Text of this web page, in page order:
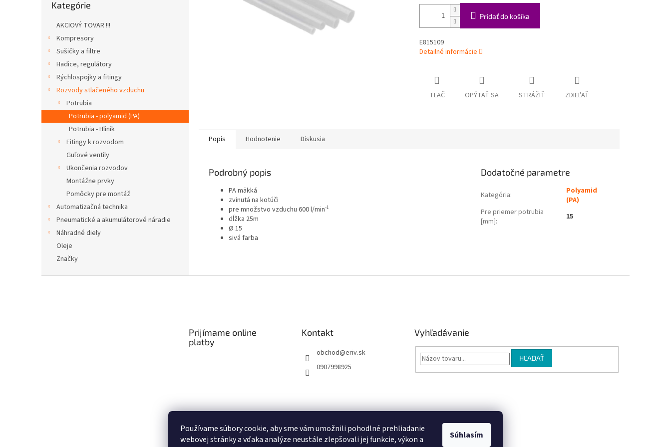
Používame súbory cookie, aby sme vám umožnili pohodlné prehliadanie
webovej stránky a vďaka analýze neustále zlepšovali jej funkcie, výkon a
Súhlasím
kategórie
Kategórie
AKCIOVÝ TOVAR !!!
Kompresory
Sušičky a filtre
Hadice, regulátory
Rýchlospojky a fitingy
Rozvody stlačeného vzduchu
Potrubia
Potrubia - polyamid (PA)
Potrubia - Hliník
Fitingy k rozvodom
Guľové ventily
Ukončenia rozvodov
Montážne prvky
Pomôcky pre montáž
Automatizačná technika
Pneumatické a akumulátorové náradie
Náhradné diely
Oleje
Značky
Pridať do košíka
E815109
Detailné informácie
TLAČ OPÝTAŤ SA STRÁŽIŤ ZDIEĽAŤ
Popis Hodnotenie Diskusia
Podrobný popis
PA mäkká
zvinutá na kotúči
pre množstvo vzduchu 600 l/min-1
dĺžka 25m
Ø 15
sivá farba
Dodatočné parametre
Kategória:
Polyamid
(PA)
Pre priemer potrubia
[mm]: 15
Prijímame online
platby
Kontakt
obchod@eriv.sk
0907998925
Vyhľadávanie
HĽADAŤ
Obchodné podmienky